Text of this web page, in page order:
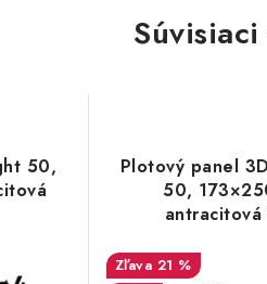
50,
Plotový panel
50,
antracitová
21 %